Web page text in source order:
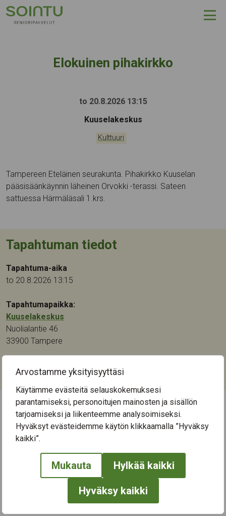
Arvostamme yksityisyyttäsi
Käytämme evästeitä selauskokemuksesi
parantamiseksi, personoitujen mainosten ja sisällön
tarjoamiseksi ja liikenteemme analysoimiseksi.
Hyväksyt evästeidemme käytön klikkaamalla ”Hyväksy
kaikki”.
Mukauta Hylkää kaikki
Hyväksy kaikki
Hyppää sisältöön
Elokuinen pihakirkko
to 20.8.2026 13:15
Tapahtumapaikka:
Kuuselakeskus
Kategoriat:
Kulttuuri
Tampereen Eteläinen seurakunta. Pihakirkko Kuuselan
pääsisäänkäynnin läheinen Orvokki -terassi. Sateen
sattuessa Härmäläsali 1.krs.
Tapahtuman tiedot
Tapahtuma-aika
to 20.8.2026 13:15
Tapahtumapaikka:
Kuuselakeskus
Nuolialantie 46
33900 Tampere
Kulttuuri
← Näytä kaikki tapahtumat